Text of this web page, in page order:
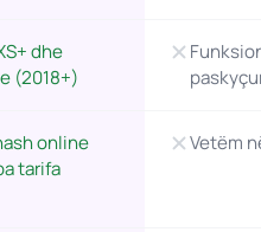
dhe
(2018+)
online
tarifa
Vetëm